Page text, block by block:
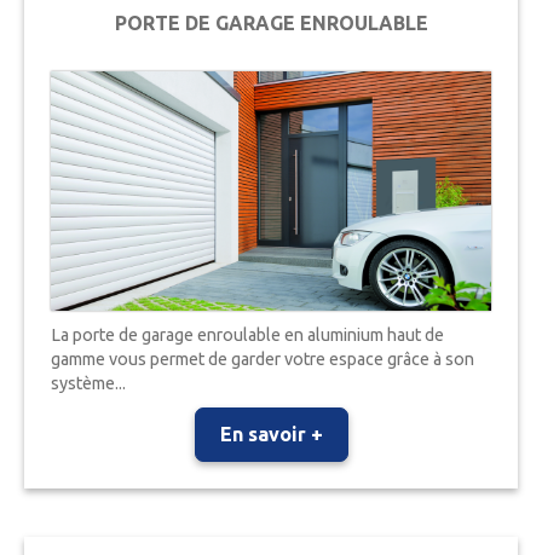
PORTE DE GARAGE ENROULABLE
La porte de garage enroulable en aluminium haut de
gamme vous permet de garder votre espace grâce à son
système...
En savoir +